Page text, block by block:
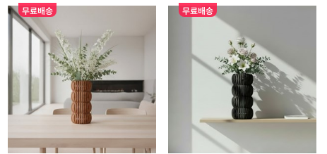
무료배송 무료배송